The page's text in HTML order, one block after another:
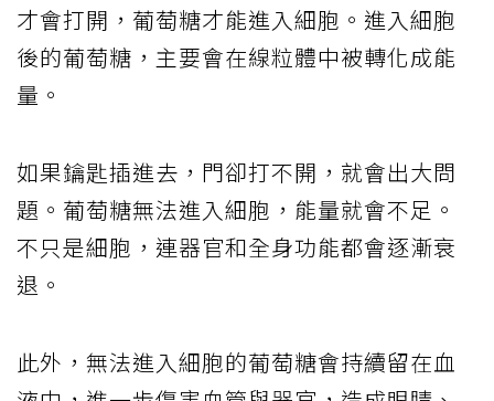
才會打開，葡萄糖才能進入細胞。進入細胞
後的葡萄糖，主要會在線粒體中被轉化成能
量。
如果鑰匙插進去，門卻打不開，就會出大問
題。葡萄糖無法進入細胞，能量就會不足。
不只是細胞，連器官和全身功能都會逐漸衰
退。
此外，無法進入細胞的葡萄糖會持續留在血